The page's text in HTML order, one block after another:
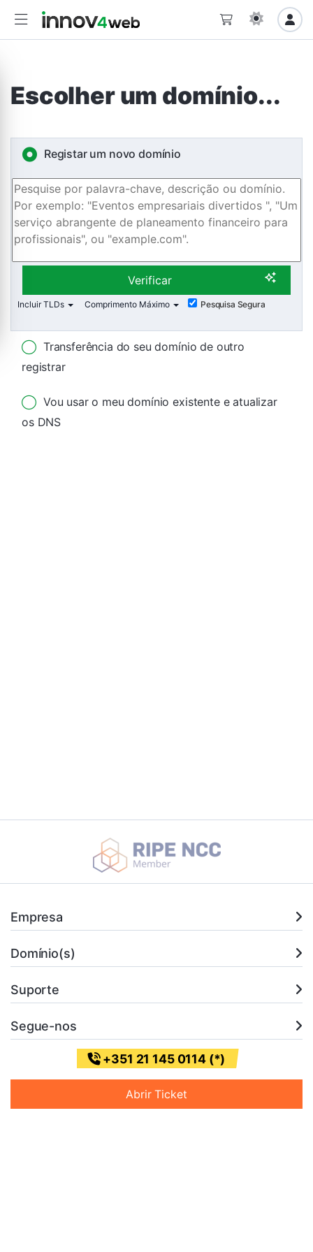
Escolher um domínio...
Registar um novo domínio
Verificar
Incluir TLDs Comprimento Máximo Pesquisa Segura
Transferência do seu domínio de outro
registrar
Vou usar o meu domínio existente e atualizar
os DNS
Empresa
Domínio(s)
Suporte
Segue-nos
+351 21 145 0114 (*)
Abrir Ticket